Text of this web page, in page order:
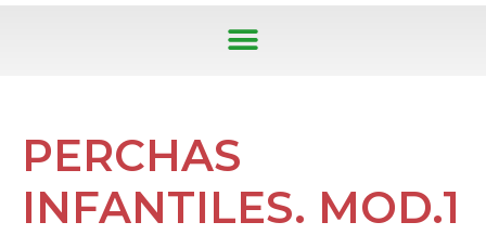
PERCHAS
INFANTILES. MOD.1